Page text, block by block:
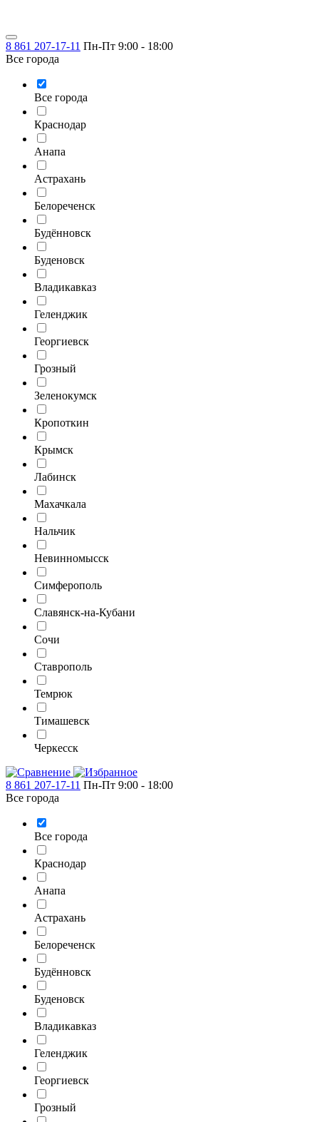
8 861 207-17-11 Пн-Пт 9:00 - 18:00
Все города
Все города
Краснодар
Анапа
Астрахань
Белореченск
Будённовск
Буденовск
Владикавказ
Геленджик
Георгиевск
Грозный
Зеленокумск
Кропоткин
Крымск
Лабинск
Махачкала
Нальчик
Невинномысск
Симферополь
Славянск-на-Кубани
Сочи
Ставрополь
Темрюк
Тимашевск
Черкесск
8 861 207-17-11 Пн-Пт 9:00 - 18:00
Все города
Все города
Краснодар
Анапа
Астрахань
Белореченск
Будённовск
Буденовск
Владикавказ
Геленджик
Георгиевск
Грозный